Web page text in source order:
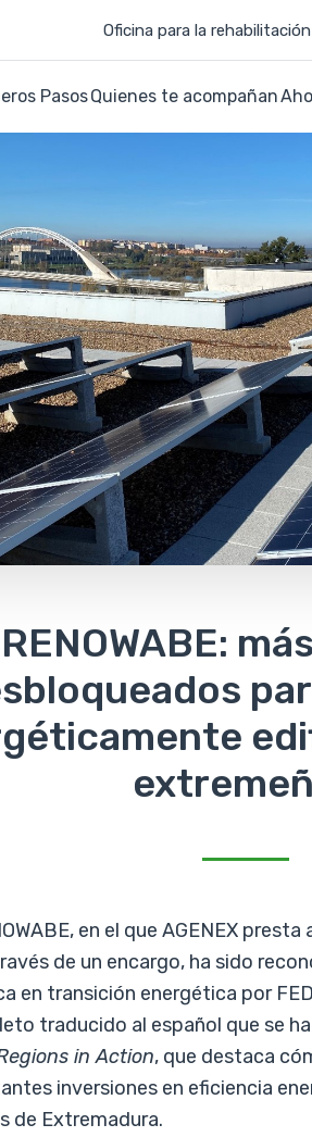
Oficina para la
PasosQuienes te acompañan
RENOWABE:
, en el que AGENEX
de un encargo, ha sido
en transición energética por
traducido al español que se
in Action, que destaca
inversiones en eficiencia
de Extremadura.